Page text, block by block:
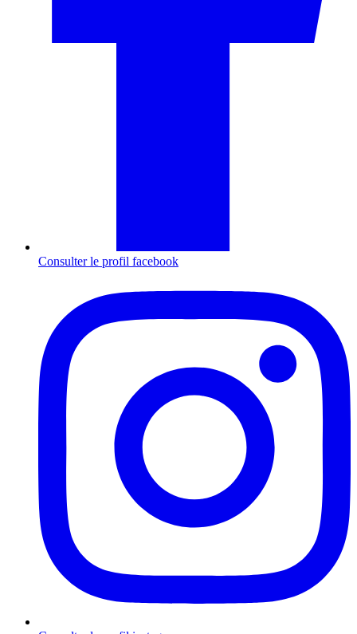
Consulter le profil facebook